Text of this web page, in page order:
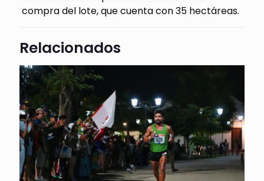
compra del lote, que cuenta con 35 hectáreas.
Relacionados